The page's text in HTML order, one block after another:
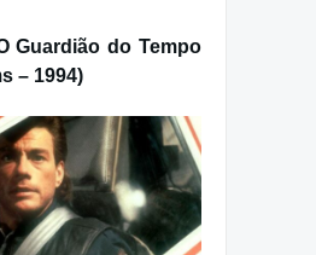
Guardião do Tempo
– 1994)